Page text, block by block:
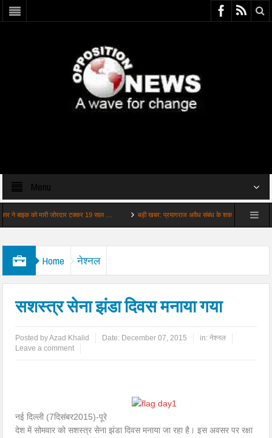
Menu
को मारी जोरदार टक्कर 19 साल … बड़ी खबर: प्रयागराज अवैध संबंध के शक में ट्रिपल मर्डर
Home नेश्नल
सशस्त्र सेना झंडा दिवस मनाया गया
Posted byAzad Khalid Date: December 07, 2015 in:नेश्नल
Leave a comment
नई दिल्ली (7दिसंबर2015)-पूरे
देश में सोमवार को सशस्त्र सेना झंडा दिवस मनाया जा रहा है। इस अवसर पर रक्षा